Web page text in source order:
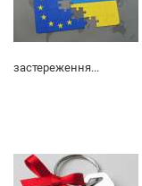
застереження...